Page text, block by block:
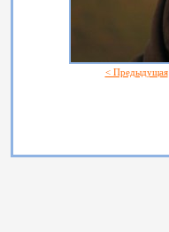
< Предыдущая